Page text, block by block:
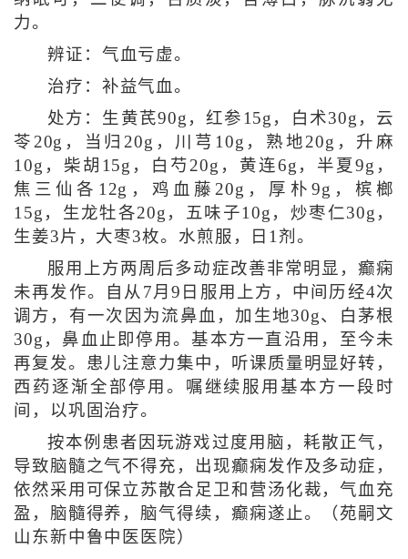
力。
辨证：气血亏虚。
治疗：补益气血。
处方：生黄芪90g，红参15g，白术30g，云
苓20g，当归20g，川芎10g，熟地20g，升麻
10g，柴胡15g，白芍20g，黄连6g，半夏9g，
焦三仙各12g，鸡血藤20g，厚朴9g，槟榔
15g，生龙牡各20g，五味子10g，炒枣仁30g，
生姜3片，大枣3枚。水煎服，日1剂。
服用上方两周后多动症改善非常明显，癫痫
未再发作。自从7月9日服用上方，中间历经4次
调方，有一次因为流鼻血，加生地30g、白茅根
30g，鼻血止即停用。基本方一直沿用，至今未
再复发。患儿注意力集中，听课质量明显好转，
西药逐渐全部停用。嘱继续服用基本方一段时
间，以巩固治疗。
按本例患者因玩游戏过度用脑，耗散正气，
导致脑髓之气不得充，出现癫痫发作及多动症，
依然采用可保立苏散合足卫和营汤化裁，气血充
盈，脑髓得养，脑气得续，癫痫遂止。（苑嗣文
山东新中鲁中医医院）